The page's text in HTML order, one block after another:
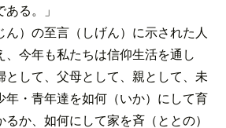
る。」
）の至言（しげん）に示された人
、今年も私たちは信仰生活を通し
として、父母として、親として、未
年・青年達を如何（いか）にして育
か、如何にして家を斉（ととの）